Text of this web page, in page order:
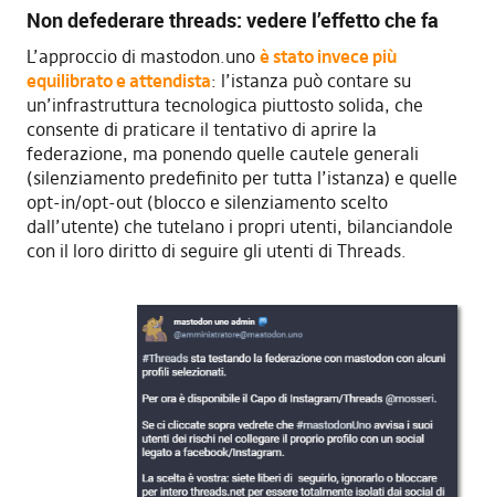
Non defederare threads: vedere l’effetto che fa
L’approccio di mastodon.uno è stato invece più
equilibrato e attendista: l’istanza può contare su
un’infrastruttura tecnologica piuttosto solida, che
consente di praticare il tentativo di aprire la
federazione, ma ponendo quelle cautele generali
(silenziamento predefinito per tutta l’istanza) e quelle
opt-in/opt-out (blocco e silenziamento scelto
dall’utente) che tutelano i propri utenti, bilanciandole
con il loro diritto di seguire gli utenti di Threads.